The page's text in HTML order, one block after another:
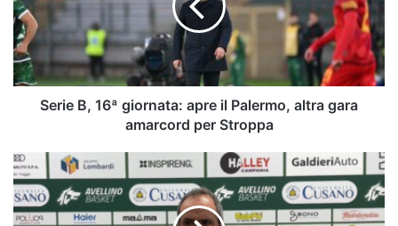
apre
il
Palermo,
altra
gara
amarcordSerie B, 16ª giornata: apre il Palermo, altra gara
amarcord per Stroppa
VIDEO
|
Di
Carlo: